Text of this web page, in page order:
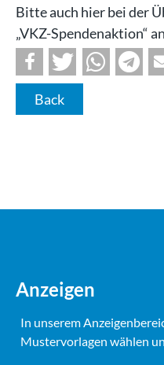
Bitte auch hier bei der
„VKZ-Spendenaktion“
Back
Anzeigen
In unserem
Mustervorlagen wählen